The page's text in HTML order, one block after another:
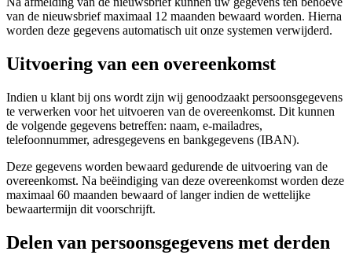
van de nieuwsbrief maximaal 12 maanden bewaard worden. Hierna
worden deze gegevens automatisch uit onze systemen verwijderd.
Uitvoering van een overeenkomst
Indien u klant bij ons wordt zijn wij genoodzaakt persoonsgegevens
te verwerken voor het uitvoeren van de overeenkomst. Dit kunnen
de volgende gegevens betreffen: naam, e-mailadres,
telefoonnummer, adresgegevens en bankgegevens (IBAN).
Deze gegevens worden bewaard gedurende de uitvoering van de
overeenkomst. Na beëindiging van deze overeenkomst worden deze
maximaal 60 maanden bewaard of langer indien de wettelijke
bewaartermijn dit voorschrijft.
Delen van persoonsgegevens met derden